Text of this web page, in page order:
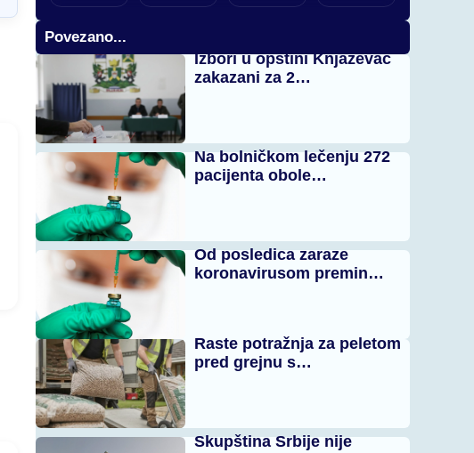
Povezano...
Izbori u opštini Knjaževac
zakazani za 2…
Na bolničkom lečenju 272
pacijenta obole…
Od posledica zaraze
koronavirusom premin…
Raste potražnja za peletom
pred grejnu s…
Skupština Srbije nije